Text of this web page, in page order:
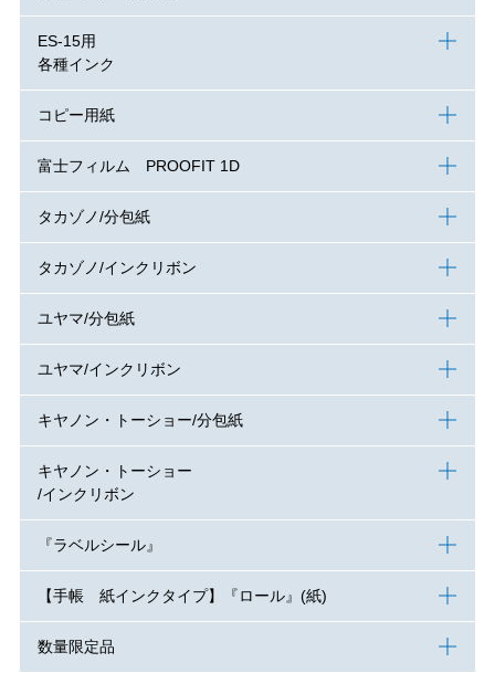
ES-15用
各種インク
コピー用紙
富士フィルム PROOFIT 1D
タカゾノ/分包紙
タカゾノ/インクリボン
ユヤマ/分包紙
ユヤマ/インクリボン
キヤノン・トーショー/分包紙
キヤノン・トーショー
/インクリボン
『ラベルシール』
【手帳 紙インクタイプ】『ロール』(紙)
数量限定品